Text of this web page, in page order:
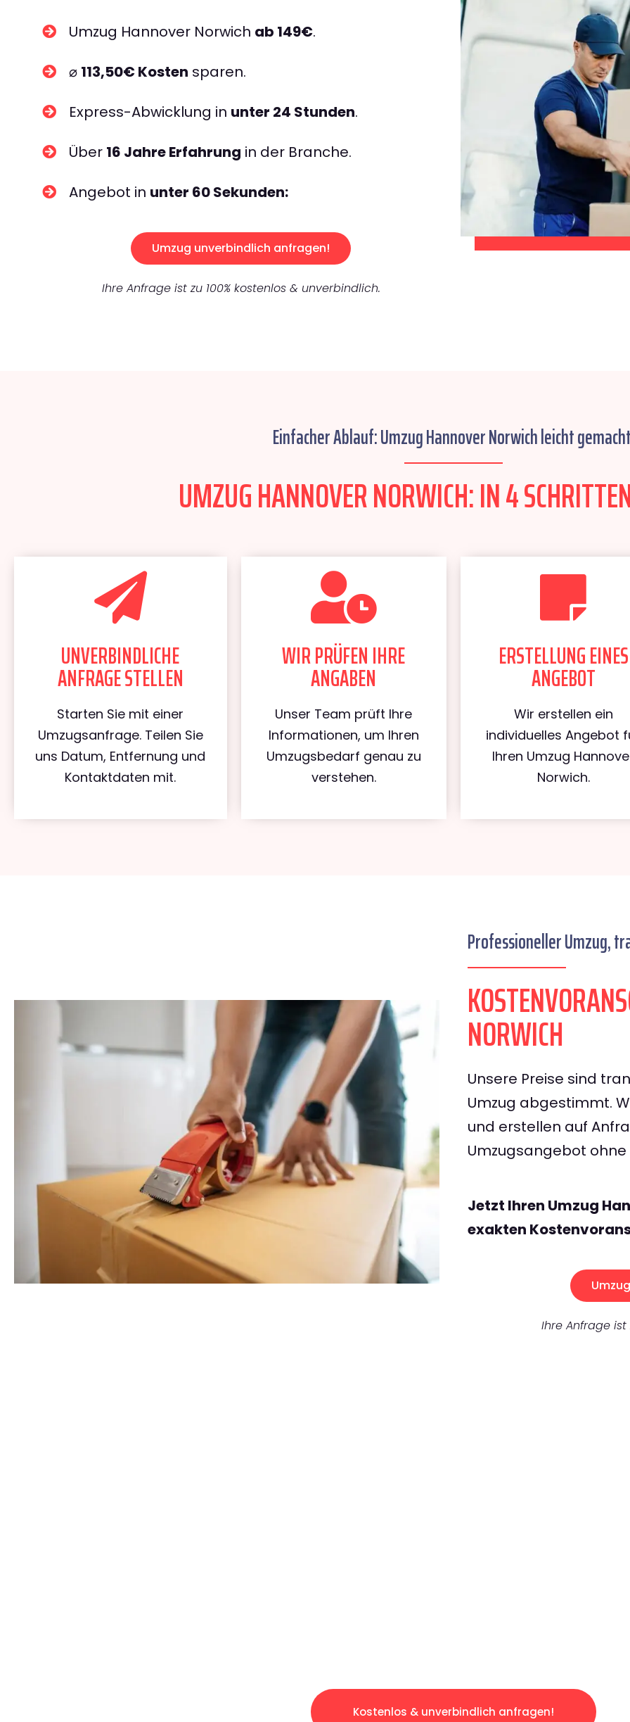
Umzug Hannover Norwich ab 149€.
⌀ 113,50€ Kosten sparen.
Express-Abwicklung in unter 24 Stunden.
Über 16 Jahre Erfahrung in der Branche.
Angebot in unter 60 Sekunden:
Umzug unverbindlich anfragen!
Ihre Anfrage ist zu 100% kostenlos & unverbindlich.
Einfacher Ablauf: Umzug Hannover Norwich leicht
UMZUG HANNOVER NORWICH: IN 4
UNVERBINDLICHE
ANFRAGE STELLEN
Starten Sie mit einer
Umzugsanfrage. Teilen Sie
uns Datum, Entfernung und
Kontaktdaten mit.
WIR PRÜFEN IHRE
ANGABEN
Unser Team prüft Ihre
Informationen, um Ihren
Umzugsbedarf genau zu
verstehen.
ERSTELLUNG EINES
ANGEBOT
Wir erstellen ein
individuelles Angebot
Ihren Umzug
Norwich.
Professioneller Umzug,
NORWICH
Unsere Preise sind
Umzug abgestimmt.
und erstellen auf
Umzugsangebot
Jetzt Ihren Umzug
exakten
Ihre Anfrage ist
Kostenlos & unverbindlich anfragen!